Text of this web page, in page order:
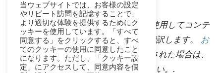
このウェブサイトは、Google翻訳を使用してコンテ
ンツを複数の言語に瞬時に自動的に翻訳します。 お
問い合わせ不正確な自動翻訳を発見された場合は、
修正できるようご連絡ください。.
当ウェブサイトでは、お客様の設定
やリピート訪問を記憶することで、
より適切な体験を提供するためにク
ッキーを使用しています。「すべて
同意する」をクリックすると、すべ
てのクッキーの使用に同意したこと
になります。ただし、「クッキー設
定」にアクセスして、同意内容を個